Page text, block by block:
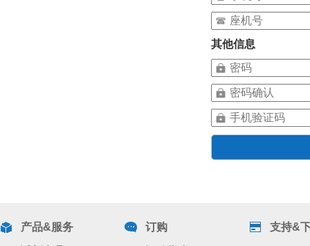
其他信息
产品&服务
订购
支持&